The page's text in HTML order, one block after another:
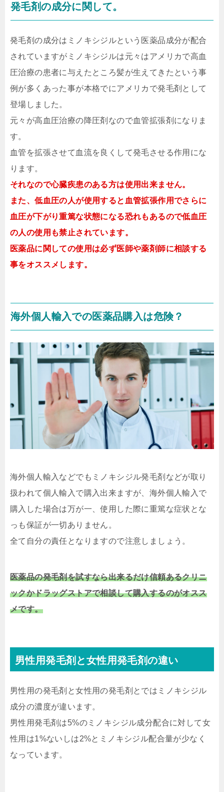
発毛剤の成分に関して。
発毛剤の成分はミノキシジルという医薬品成分が配合
されていますがミノキシジルは元々はアメリカで高血
圧治療の患者に与えたところ髪が生えてきたという事
例が多くあった事が本格でにアメリカで発毛剤として
登場しました。
元々が高血圧治療の降圧剤なので血管拡張剤になりま
す。
血管を拡張させて血流を良くして発毛させる作用にな
ります。
それなので心臓疾患のある方は使用出来ません。
また、低血圧の人が使用すると血管拡張作用でさらに
血圧が下がり重篤な状態になる恐れもあるので低血圧
の人の使用も禁止されています。
医薬品に関しての使用は必ず医師や薬剤師に相談する
事をオススメします。
海外個人輸入での医薬品購入は危険？
海外個人輸入などでもミノキシジル発毛剤などが取り
扱われて個人輸入で購入出来ますが、海外個人輸入で
購入した場合は万が一、使用した際に重篤な症状とな
っも保証が一切ありません。
全て自分の責任となりますので注意しましょう。
医薬品の発毛剤を試すなら出来るだけ信頼あるクリニ
ックかドラッグストアで相談して購入するのがオスス
メです。
男性用発毛剤と女性用発毛剤の違い
男性用の発毛剤と女性用の発毛剤とではミノキシジル
成分の濃度が違います。
男性用発毛剤は5%のミノキシジル成分配合に対して女
性用は1%ないしは2%とミノキシジル配合量が少なく
なっています。